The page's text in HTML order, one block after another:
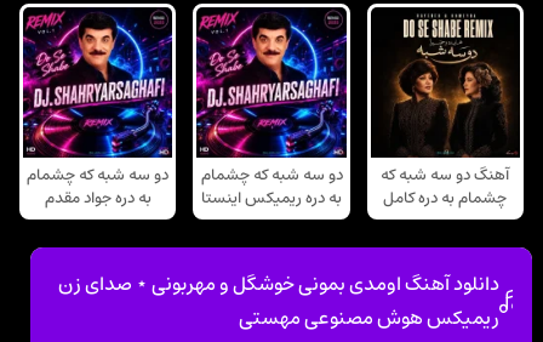
آهنگ دو سه شبه که
چشمام به دره کامل
دو سه شبه که چشمام
به دره ریمیکس اینستا
دو سه شبه که چشمام
به دره جواد مقدم
دانلود آهنگ اوﻣﺪی ﺑﻤﻮﻧﻰ ﺧﻮﺷﮕﻞ و ﻣﻬﺮﺑﻮﻧﻰ ⋆ صدای زن
ریمیکس هوش مصنوعی مهستی